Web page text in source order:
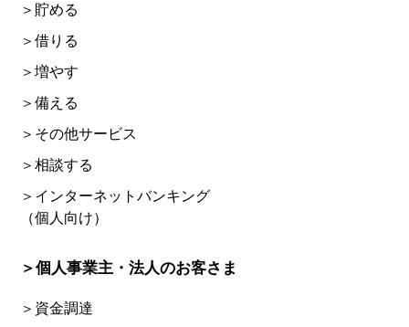
＞貯める
＞借りる
＞増やす
＞備える
＞その他サービス
＞相談する
＞インターネットバンキング
（個人向け）
＞個人事業主・法人のお客さま
＞資金調達